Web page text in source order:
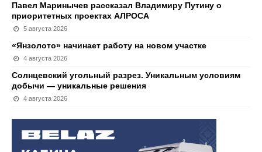
Павел Маринычев рассказал Владимиру Путину о
приоритетных проектах АЛРОСА
5 августа 2026
«Янзолото» начинает работу на новом участке
4 августа 2026
Солнцевский угольный разрез. Уникальным условиям
добычи — уникальные решения
4 августа 2026